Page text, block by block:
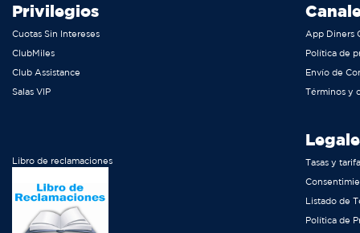
Privilegios
Cuotas Sin Intereses
ClubMiles
Club Assistance
Salas VIP
App Diners
Política de
Envío de
Términos y
Tasas y
Listado de
Política de
Libro de reclamaciones